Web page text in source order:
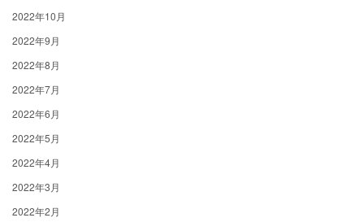
2022年10月
2022年9月
2022年8月
2022年7月
2022年6月
2022年5月
2022年4月
2022年3月
2022年2月